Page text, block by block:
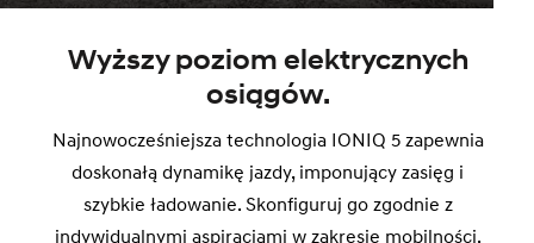
Wyższy poziom elektrycznych
osiągów.
Najnowocześniejsza technologia IONIQ 5 zapewnia
doskonałą dynamikę jazdy, imponujący zasięg i
szybkie ładowanie. Skonfiguruj go zgodnie z
indywidualnymi aspiracjami w zakresie mobilności.